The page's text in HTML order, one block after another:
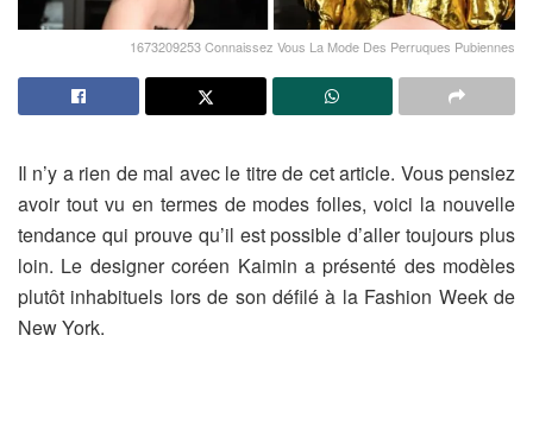
1673209253 Connaissez Vous La Mode Des Perruques Pubiennes
Il n’y a rien de mal avec le titre de cet article. Vous pensiez
avoir tout vu en termes de modes folles, voici la nouvelle
tendance qui prouve qu’il est possible d’aller toujours plus
loin. Le designer coréen Kaimin a présenté des modèles
plutôt inhabituels lors de son défilé à la Fashion Week de
New York.